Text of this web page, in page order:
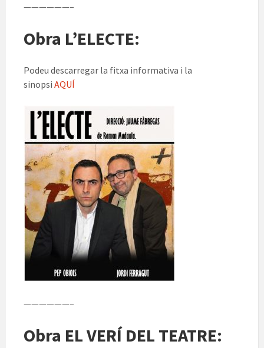
——————–
Obra L’ELECTE:
Podeu descarregar la fitxa informativa i la
sinopsi AQUÍ
——————–
Obra EL VERÍ DEL TEATRE: